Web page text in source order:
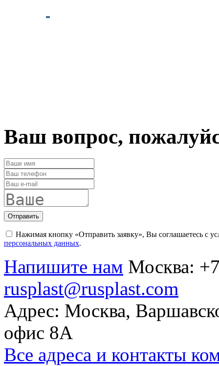
Ваш вопрос,
Отправить
Нажимая кнопку «Отправить заявку», Вы соглашаетесь с
персональных данных.
Напишите нам Москва:
rusplast@rusplast.com
Адрес: Москва,
офис 8А
Все адреса и контакты